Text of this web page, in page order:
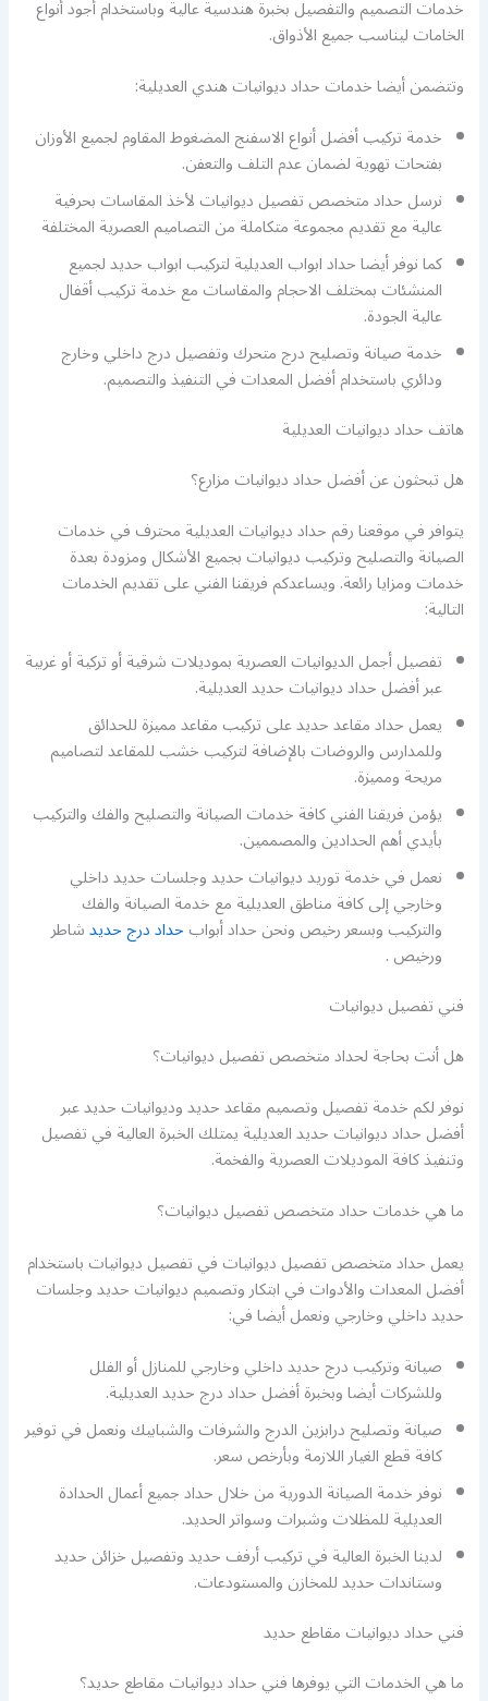
خدمات التصميم والتفصيل بخبرة هندسية عالية وباستخدام أجود أنواع
الخامات ليناسب جميع الأذواق.
وتتضمن أيضا خدمات حداد ديوانيات هندي العديلية:
خدمة تركيب أفضل أنواع الاسفنج المضغوط المقاوم لجميع الأوزان
بفتحات تهوية لضمان عدم التلف والتعفن.
نرسل حداد متخصص تفصيل ديوانيات لأخذ المقاسات بحرفية
عالية مع تقديم مجموعة متكاملة من التصاميم العصرية المختلفة
كما نوفر أيضا حداد ابواب العديلية لتركيب ابواب حديد لجميع
المنشئات بمختلف الاحجام والمقاسات مع خدمة تركيب أقفال
عالية الجودة.
خدمة صيانة وتصليح درج متحرك وتفصيل درج داخلي وخارج
ودائري باستخدام أفضل المعدات في التنفيذ والتصميم.
هاتف حداد ديوانيات العديلية
هل تبحثون عن أفضل حداد ديوانيات مزارع؟
يتوافر في موقعنا رقم حداد ديوانيات العديلية محترف في خدمات
الصيانة والتصليح وتركيب ديوانيات بجميع الأشكال ومزودة بعدة
خدمات ومزايا رائعة. ويساعدكم فريقنا الفني على تقديم الخدمات
التالية:
تفصيل أجمل الديوانيات العصرية بموديلات شرقية أو تركية أو غربية
عبر أفضل حداد ديوانيات حديد العديلية.
يعمل حداد مقاعد حديد على تركيب مقاعد مميزة للحدائق
وللمدارس والروضات بالإضافة لتركيب خشب للمقاعد لتصاميم
مريحة ومميزة.
يؤمن فريقنا الفني كافة خدمات الصيانة والتصليح والفك والتركيب
بأيدي أهم الحدادين والمصممين.
نعمل في خدمة توريد ديوانيات حديد وجلسات حديد داخلي
وخارجي إلى كافة مناطق العديلية مع خدمة الصيانة والفك
والتركيب وبسعر رخيص ونحن حداد أبوابحداد درج حديدشاطر
ورخيص .
فني تفصيل ديوانيات
هل أنت بحاجة لحداد متخصص تفصيل ديوانيات؟
نوفر لكم خدمة تفصيل وتصميم مقاعد حديد وديوانيات حديد عبر
أفضل حداد ديوانيات حديد العديلية يمتلك الخبرة العالية في تفصيل
وتنفيذ كافة الموديلات العصرية والفخمة.
ما هي خدمات حداد متخصص تفصيل ديوانيات؟
يعمل حداد متخصص تفصيل ديوانيات في تفصيل ديوانيات باستخدام
أفضل المعدات والأدوات في ابتكار وتصميم ديوانيات حديد وجلسات
حديد داخلي وخارجي ونعمل أيضا في:
صيانة وتركيب درج حديد داخلي وخارجي للمنازل أو الفلل
وللشركات أيضا وبخبرة أفضل حداد درج حديد العديلية.
صيانة وتصليح درابزين الدرج والشرفات والشبابيك ونعمل في توفير
كافة قطع الغيار اللازمة وبأرخص سعر.
نوفر خدمة الصيانة الدورية من خلال حداد جميع أعمال الحدادة
العديلية للمظلات وشبرات وسواتر الحديد.
لدينا الخبرة العالية في تركيب أرفف حديد وتفصيل خزائن حديد
وستاندات حديد للمخازن والمستودعات.
فني حداد ديوانيات مقاطع حديد
ما هي الخدمات التي يوفرها فني حداد ديوانيات مقاطع حديد؟